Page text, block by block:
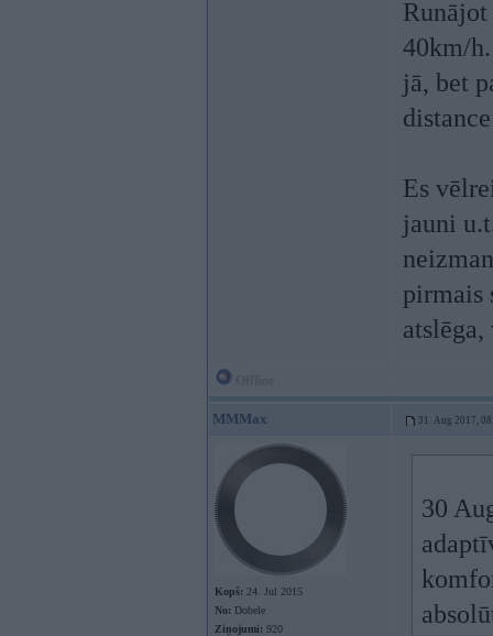
40km/
jā, bet
Es
jauni
pirmais
MMMax 31. Aug 2017,
Kopš: 24. Jul 2015
No: Dobele
Ziņojumi: 920
30